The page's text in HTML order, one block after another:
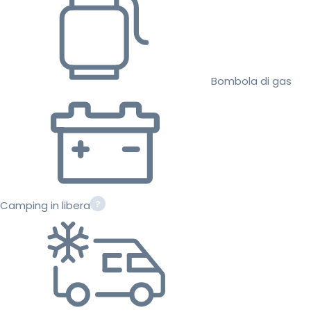
Bombola di gas
Camping in libera